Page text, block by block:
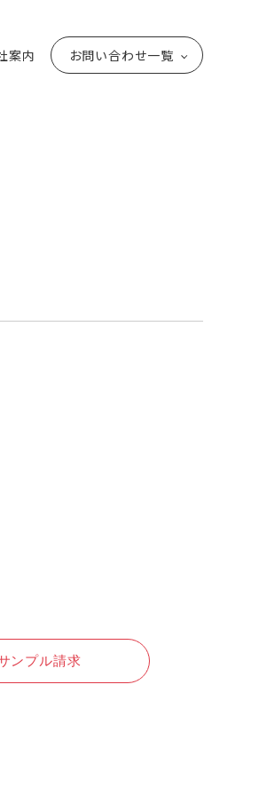
案内 お問い合わせ一覧
ンプル請求